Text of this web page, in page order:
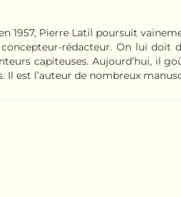
1957, Pierre Latil poursuit
rédacteur. On lui doit
capiteuses. Aujourd’hui, il
Il est l’auteur de nombreux